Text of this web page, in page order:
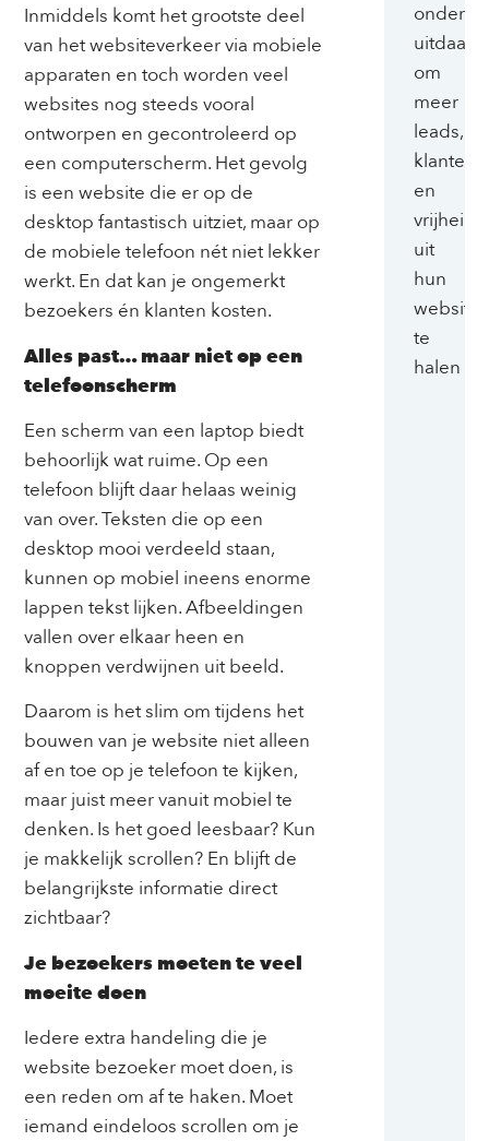
Inmiddels komt het grootste deel
van het websiteverkeer via mobiele
apparaten en toch worden veel
websites nog steeds vooral
ontworpen en gecontroleerd op
een computerscherm. Het gevolg
is een website die er op de
desktop fantastisch uitziet, maar op
de mobiele telefoon nét niet lekker
werkt. En dat kan je ongemerkt
bezoekers én klanten kosten.
Alles past… maar niet op een
telefoonscherm
Een scherm van een laptop biedt
behoorlijk wat ruime. Op een
telefoon blijft daar helaas weinig
van over. Teksten die op een
desktop mooi verdeeld staan,
kunnen op mobiel ineens enorme
lappen tekst lijken. Afbeeldingen
vallen over elkaar heen en
knoppen verdwijnen uit beeld.
Daarom is het slim om tijdens het
bouwen van je website niet alleen
af en toe op je telefoon te kijken,
maar juist meer vanuit mobiel te
denken. Is het goed leesbaar? Kun
je makkelijk scrollen? En blijft de
belangrijkste informatie direct
zichtbaar?
Je bezoekers moeten te veel
moeite doen
Iedere extra handeling die je
website bezoeker moet doen, is
een reden om af te haken. Moet
iemand eindeloos scrollen om je
uitdaagt
om
meer
leads,
klanten
en
vrijheid
uit
hun
website
te
halen